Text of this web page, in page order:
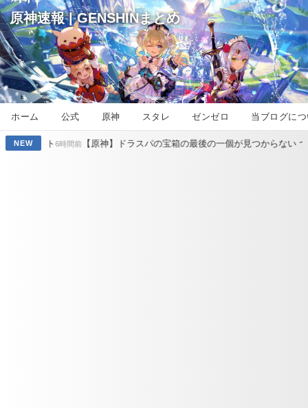
原神速報 | GENSHINまとめ
ホーム 公式 原神 スタレ ゼンゼロ 当ブログに
NEW
【原神】ドラスパの宝箱の最後の一個が見つからない つらい17時間前【